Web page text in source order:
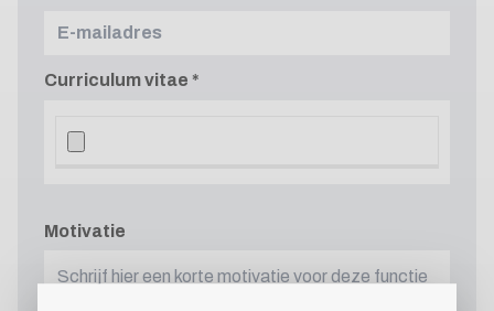
Curriculum vitae
Motivatie